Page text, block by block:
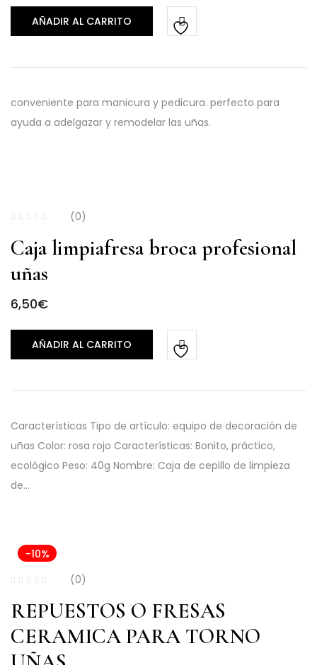
AÑADIR AL CARRITO
conveniente para manicura y pedicura. perfecto para
ayuda a adelgazar y remodelar las uñas.
(0)
Caja limpiafresa broca profesional
uñas
6,50€
AÑADIR AL CARRITO
Características Tipo de artículo: equipo de decoración de
uñas Color: rosa rojo Características: Bonito, práctico,
ecológico Peso: 40g Nombre: Caja de cepillo de limpieza
de…
-10%
(0)
REPUESTOS O FRESAS
CERAMICA PARA TORNO